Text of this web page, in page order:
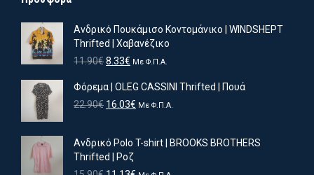
Ανδρικό Πουκάμισο Κοντομάνικο | WINDSHEPT
Thrifted | Χαβανέζικο
11.90€Original
was:
11.90€.
8.33€ Η
τιμή
είναι:
Με Φ.Π.Α.
Φόρεμα | OLEG CASSINI Thrifted | Πουά
22.90€ Original
22.90€.
16.03€ Η
είναι:
Με Φ.Π.Α.
Ανδρικό Polo T-shirt | BROOKS BROTHERS
Thrifted | Ροζ